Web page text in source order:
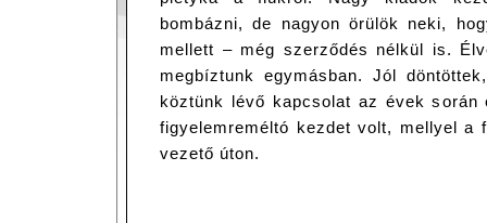
bombázni, de nagyon örülök neki,
mellett – még szerződés nélkül is.
megbíztunk egymásban. Jól
köztünk lévő kapcsolat az évek során
figyelemreméltó kezdet volt, mellyel a
vezető úton.